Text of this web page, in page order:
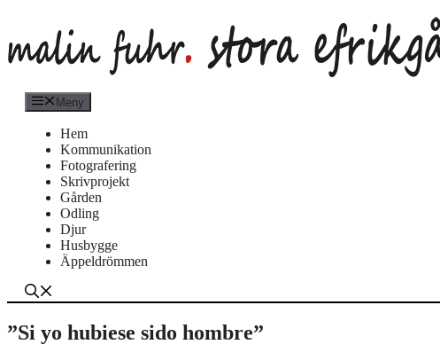
innehåll
Meny
Hem
Kommunikation
Fotografering
Skrivprojekt
Gården
Odling
Djur
Husbygge
Äppeldrömmen
”Si yo hubiese sido hombre”